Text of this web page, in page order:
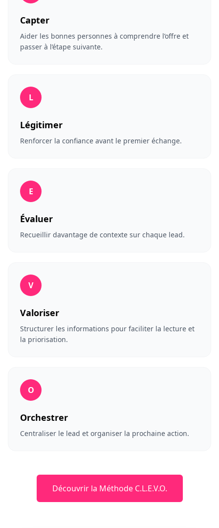
Capter
Aider les bonnes personnes à comprendre l’offre et
passer à l’étape suivante.
L
Légitimer
Renforcer la confiance avant le premier échange.
E
Évaluer
Recueillir davantage de contexte sur chaque lead.
V
Valoriser
Structurer les informations pour faciliter la lecture et
la priorisation.
O
Orchestrer
Centraliser le lead et organiser la prochaine action.
Découvrir la Méthode C.L.E.V.O.